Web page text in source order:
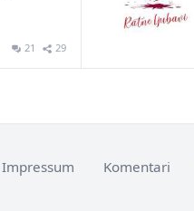
21 29
Impressum Komentari